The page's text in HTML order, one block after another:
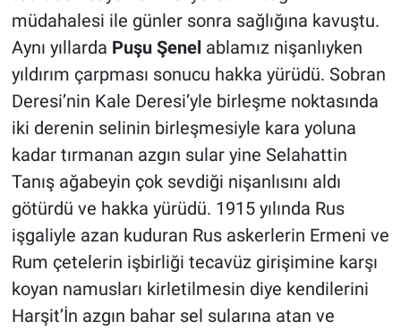
müdahalesi ile günler sonra sağlığına kavuştu.
Aynı yıllarda Puşu Şenel ablamız nişanlıyken
yıldırım çarpması sonucu hakka yürüdü. Sobran
Deresi’nin Kale Deresi’yle birleşme noktasında
iki derenin selinin birleşmesiyle kara yoluna
kadar tırmanan azgın sular yine Selahattin
Tanış ağabeyin çok sevdiği nişanlısını aldı
götürdü ve hakka yürüdü. 1915 yılında Rus
işgaliyle azan kuduran Rus askerlerin Ermeni ve
Rum çetelerin işbirliği tecavüz girişimine karşı
koyan namusları kirletilmesin diye kendilerini
Harşit’İn azgın bahar sel sularına atan ve